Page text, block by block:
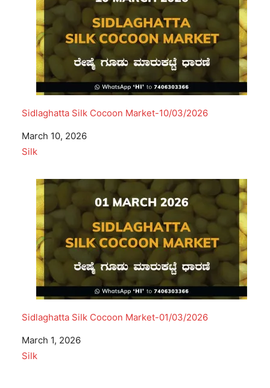
Sidlaghatta Silk Cocoon Market-10/03/2026
Date
March 10, 2026
In relation to
Silk
Sidlaghatta Silk Cocoon Market-01/03/2026
Date
March 1, 2026
In relation to
Silk